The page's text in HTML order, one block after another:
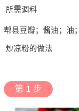
所需调料
郫县豆瓣；酱油；油；
炒凉粉的做法
第 1 步